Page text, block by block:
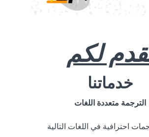
لكم
خدماتنا
الترجمة متعددة اللغات
احترافية في اللغات التالية